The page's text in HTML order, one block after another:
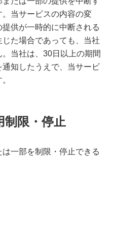
当サービスの内容の変
供が一時的に中断される
た場合であっても、当社
当社は、30日以上の期間
知したうえで、当サービ
制限・停止
一部を制限・停止できる